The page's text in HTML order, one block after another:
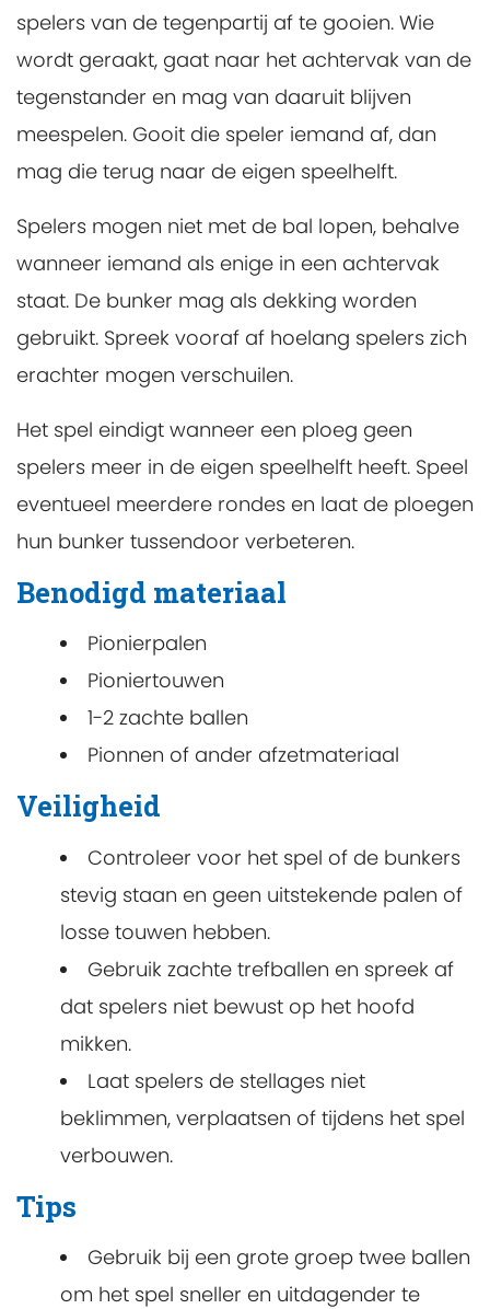
spelers van de tegenpartij af te gooien. Wie
wordt geraakt, gaat naar het achtervak van de
tegenstander en mag van daaruit blijven
meespelen. Gooit die speler iemand af, dan
mag die terug naar de eigen speelhelft.
Spelers mogen niet met de bal lopen, behalve
wanneer iemand als enige in een achtervak
staat. De bunker mag als dekking worden
gebruikt. Spreek vooraf af hoelang spelers zich
erachter mogen verschuilen.
Het spel eindigt wanneer een ploeg geen
spelers meer in de eigen speelhelft heeft. Speel
eventueel meerdere rondes en laat de ploegen
hun bunker tussendoor verbeteren.
Benodigd materiaal
Pionierpalen
Pioniertouwen
1-2 zachte ballen
Pionnen of ander afzetmateriaal
Veiligheid
Controleer voor het spel of de bunkers
stevig staan en geen uitstekende palen of
losse touwen hebben.
Gebruik zachte trefballen en spreek af
dat spelers niet bewust op het hoofd
mikken.
Laat spelers de stellages niet
beklimmen, verplaatsen of tijdens het spel
verbouwen.
Tips
Gebruik bij een grote groep twee ballen
om het spel sneller en uitdagender te